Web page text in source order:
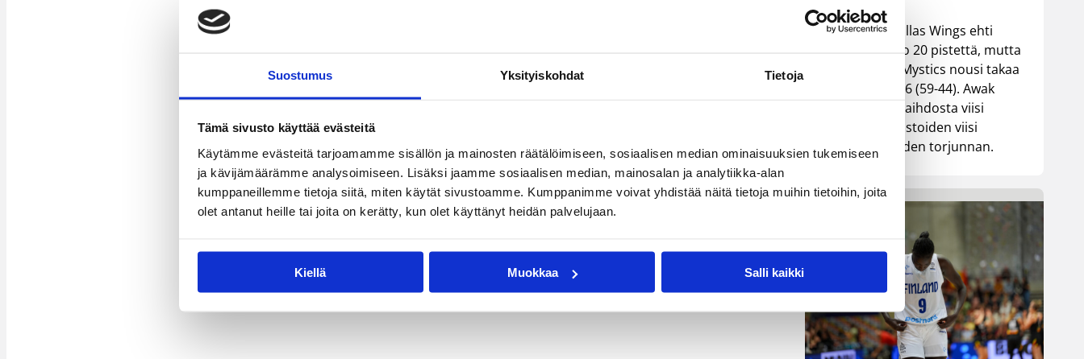
Suostumus Yksityiskohdat Tietoja
Tämä sivusto käyttää evästeitä
Käytämme evästeitä tarjoamamme sisällön ja mainosten räätälöimiseen, sosiaalisen median ominaisuuksien tukemiseen
ja kävijämäärämme analysoimiseen. Lisäksi jaamme sosiaalisen median, mainosalan ja analytiikka-alan
kumppaneillemme tietoja siitä, miten käytät sivustoamme. Kumppanimme voivat yhdistää näitä tietoja muihin tietoihin, joita
olet antanut heille tai joita on kerätty, kun olet käyttänyt heidän palvelujaan.
Kiellä Muokkaa Salli kaikki
WNBA:ssa Dallas Wings ehti
johtaa peliä jo 20 pistettä, mutta
Washington Mystics nousi takaa
voittoon 92-96 (59-44). Awak
Kuier pelasi vaihdosta viisi
minuuttia tilastoiden viisi
pistettä ja yhden torjunnan.